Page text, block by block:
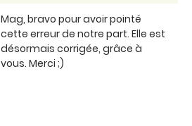
Mag, bravo pour avoir pointé
cette erreur de notre part. Elle est
désormais corrigée, grâce à
vous. Merci ;)